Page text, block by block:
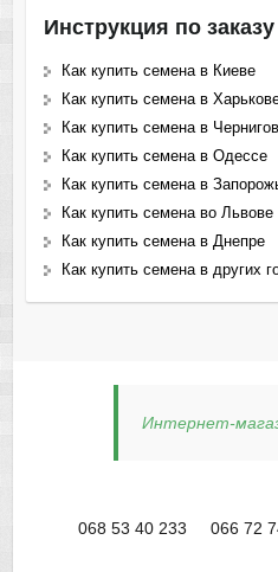
Инструкция по
Как купить семена в Киеве
Как купить семена в
Как купить семена в
Как купить семена в Одессе
Как купить семена в
Как купить семена во Львове
Как купить семена в Днепре
Как купить семена в других
Интернет-
068 53 40 233 066 72